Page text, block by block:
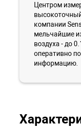
Центром
компании
мельчайшие
воздуха - до
оперативно
информацию.